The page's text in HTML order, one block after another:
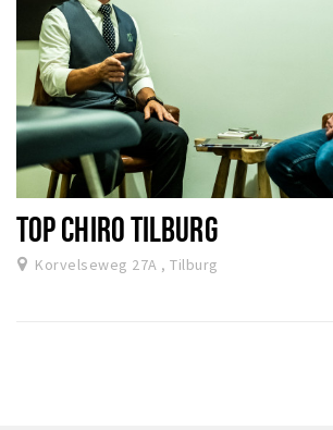
TOP CHIRO TILBURG
Korvelseweg 27A , Tilburg